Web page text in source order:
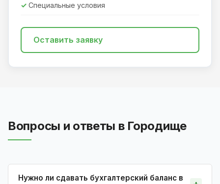
Специальные условия
Оставить заявку
Вопросы и ответы в Городище
Нужно ли сдавать бухгалтерский баланс в